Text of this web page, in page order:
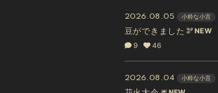
2026.08.05 小粋な小言
豆ができました🫘
9 46
2026.08.04 小粋な小言